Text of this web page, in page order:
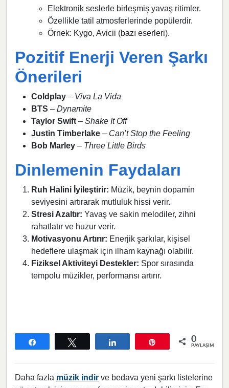
Elektronik seslerle birleşmiş yavaş ritimler.
Özellikle tatil atmosferlerinde popülerdir.
Örnek: Kygo, Avicii (bazı eserleri).
Pozitif Enerji Veren Şarkı
Önerileri
Coldplay – Viva La Vida
BTS – Dynamite
Taylor Swift– Shake It Off
Justin Timberlake – Can’t Stop the Feeling
Bob Marley – Three Little Birds
Dinlemenin Faydaları
Ruh Halini İyileştirir: Müzik, beynin dopamin
seviyesini artırarak mutluluk hissi verir.
Stresi Azaltır: Yavaş ve sakin melodiler, zihni
rahatlatır ve huzur verir.
Motivasyonu Artırır: Enerjik şarkılar, kişisel
hedeflere ulaşmak için ilham kaynağı olabilir.
Fiziksel Aktiviteyi Destekler: Spor sırasında
tempolu müzikler, performansı artırır.
0
PAYLAŞIMLAR
Daha fazla müzik indir ve bedava yeni şarkı listelerine